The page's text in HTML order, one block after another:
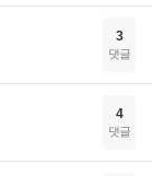
3
댓글
4
댓글